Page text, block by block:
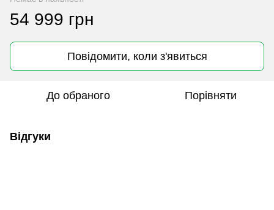
54 999 грн
Повідомити, коли з'явиться
До обраного Порівняти
Відгуки